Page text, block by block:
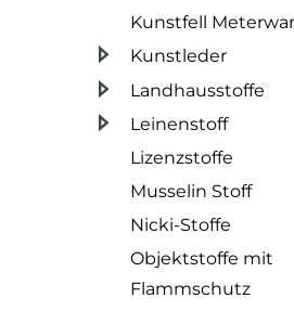
Kunstfell
Kunstleder
Landhausstoffe
Leinenstoff
Lizenzstoffe
Musselin Stoff
Nicki-Stoffe
Objektstoffe mit
Flammschutz